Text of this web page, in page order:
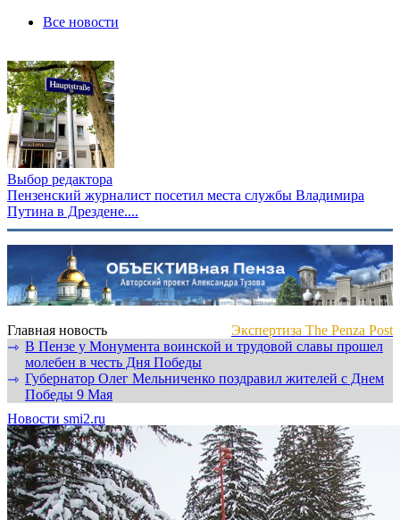
Все новости
Выбор редактора
Пензенский журналист посетил места службы Владимира
Путина в Дрездене....
Главная новость
Экспертиза The Penza Post
⇾ В Пензе у Монумента воинской и трудовой славы прошел
молебен в честь Дня Победы
⇾ Губернатор Олег Мельниченко поздравил жителей с Днем
Победы 9 Мая
Новости smi2.ru